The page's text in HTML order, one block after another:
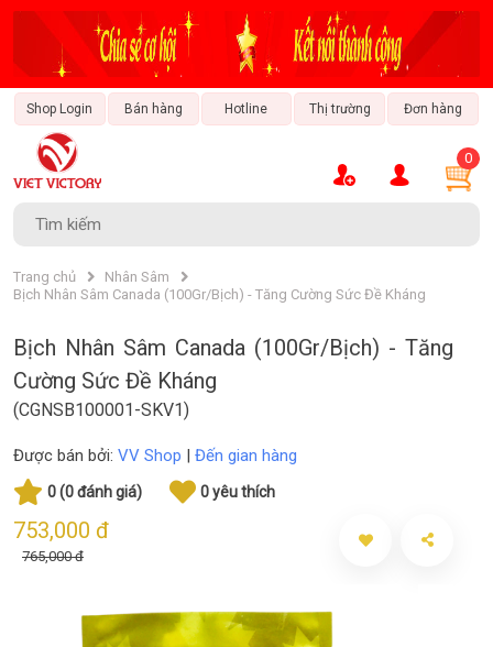
Shop Login Bán hàng Hotline Thị trường Đơn hàng
0
Trang chủ
Nhân Sâm
Bịch Nhân Sâm Canada (100Gr/Bịch) - Tăng Cường Sức Đề Kháng
Bịch Nhân Sâm Canada (100Gr/Bịch) - Tăng
Cường Sức Đề Kháng
(CGNSB100001-SKV1)
Được bán bởi: VV Shop | Đến gian hàng
0 (0 đánh giá) 0 yêu thích
753,000 đ
765,000 đ